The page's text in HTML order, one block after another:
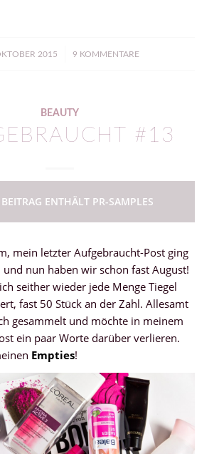
2015
/ 9 KOMMENTARE
BEAUTY
#13
BEITRAG ENTHÄLT PR-SAMPLES
mein letzter Aufgebraucht-Post ging
nun haben wir schon fast August!
seither wieder jede Menge Tiegel
fast 50 Stück an der Zahl. Allesamt
gesammelt und möchte in meinem
ein paar Worte darüber verlieren.
Empties!